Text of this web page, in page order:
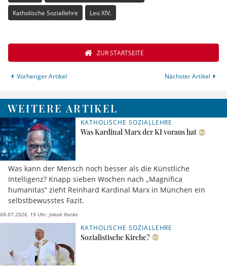
Katholische Soziallehre Leo XIV.
Vorheriger Artikel
ZUR STARTSEITE
Nächster Artikel
WEITERE ARTIKEL
KATHOLISCHE SOZIALLEHRE
Was Kardinal Marx der KI voraus hat
Was kann der Mensch noch besser als die Künstliche
Intelligenz? Knapp sieben Wochen nach „Magnifica
humanitas“ zieht Reinhard Kardinal Marx in München ein
selbstbewusstes Fazit.
08.07.2026, 19 Uhr Jakob Ranke
KATHOLISCHE SOZIALLEHRE
Sozialistische Kirche?